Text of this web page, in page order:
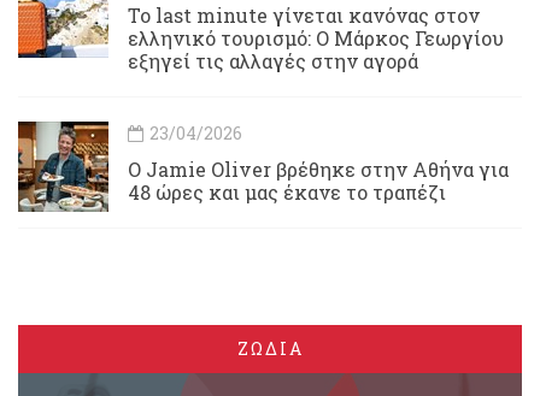
Το last minute γίνεται κανόνας στον
ελληνικό τουρισμό: Ο Μάρκος Γεωργίου
εξηγεί τις αλλαγές στην αγορά
23/04/2026
Ο Jamie Oliver βρέθηκε στην Αθήνα για
48 ώρες και μας έκανε το τραπέζι
ΖΩΔΙΑ